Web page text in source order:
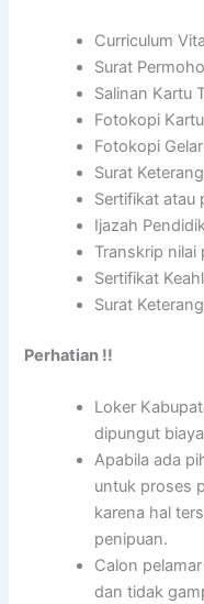
Curriculum
Surat
Salinan Kartu
Fotokopi
Fotokopi
Surat
Sertifikat atau
Ijazah
Transkrip
Sertifikat
Surat
Perhatian !!
Loker
dipungut
Apabila ada
untuk proses
karena hal
penipuan.
Calon
dan tidak